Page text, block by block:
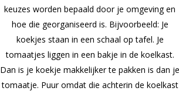
keuzes worden bepaald door je omgeving en
hoe die georganiseerd is. Bijvoorbeeld: Je
koekjes staan in een schaal op tafel. Je
tomaatjes liggen in een bakje in de koelkast.
Dan is je koekje makkelijker te pakken is dan
tomaatje. Puur omdat die achterin de koelkast